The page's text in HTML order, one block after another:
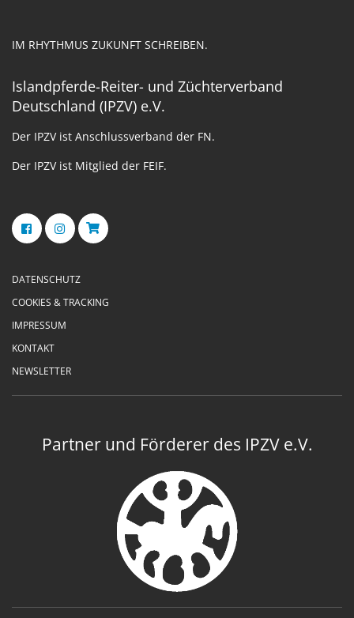
IM RHYTHMUS ZUKUNFT SCHREIBEN.
Islandpferde-Reiter- und Züchterverband
Deutschland (IPZV) e.V.
Der IPZV ist Anschlussverband der FN.
Der IPZV ist Mitglied der FEIF.
DATENSCHUTZ
COOKIES & TRACKING
IMPRESSUM
KONTAKT
NEWSLETTER
Partner und Förderer des IPZV e.V.